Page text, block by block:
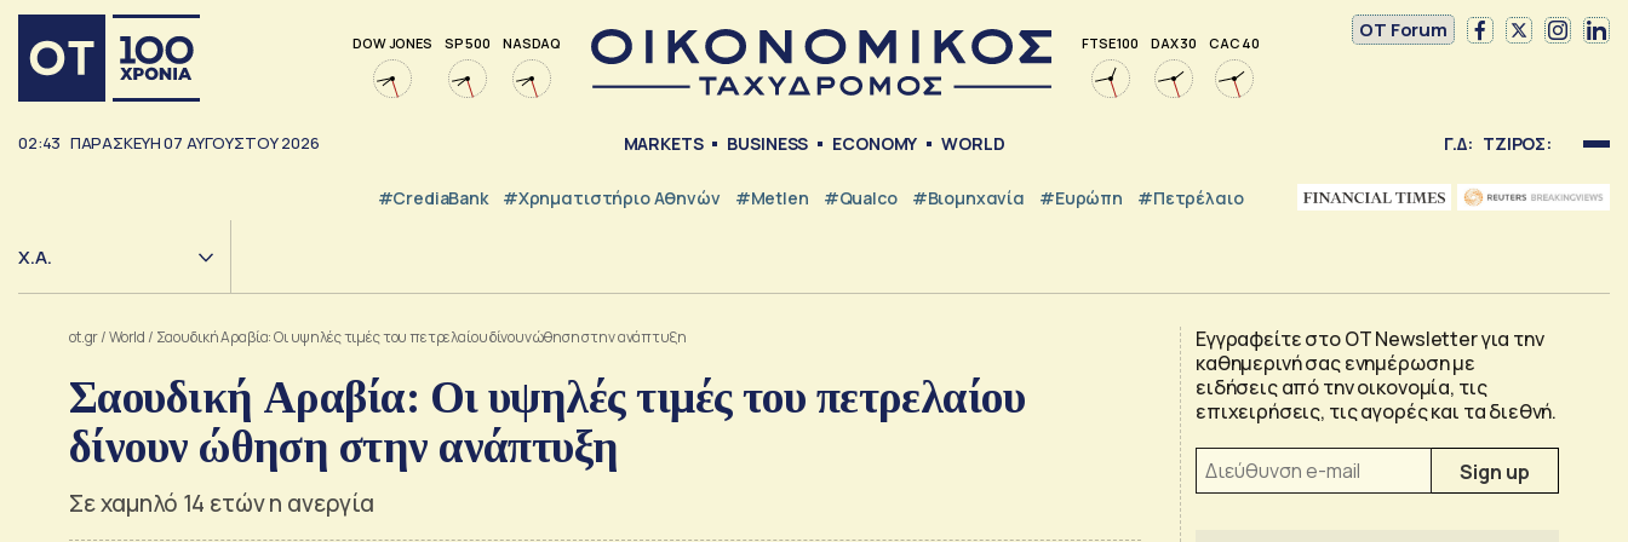
DOW JONES SP 500 NASDAQ FTSE 100 DAX 30 CAC 40
OT Forum
02:43 ΠΑΡΑΣΚΕΥΗ07 ΑΥΓΟΥΣΤΟΥ2026 MARKETS BUSINESS ECONOMY WORLD Γ.Δ: ΤΖΙΡΟΣ:
#CrediaBank #Χρηματιστήριο Αθηνών #metlen #Qualco #Βιομηχανία #Ευρώπη #Πετρέλαιο
Χ.Α.
ot.gr/World / Σαουδική Αραβία: Οι υψηλές τιμές του πετρελαίου δίνουν ώθηση στην ανάπτυξη
Σαουδική Αραβία: Οι υψηλές τιμές του πετρελαίου
δίνουν ώθηση στην ανάπτυξη
Σε χαμηλό 14 ετών η ανεργία
Εγγραφείτε στο OT Newsletter για την
καθημερινή σας ενημέρωση με
ειδήσεις από την οικονομία, τις
επιχειρήσεις, τις αγορές και τα διεθνή.